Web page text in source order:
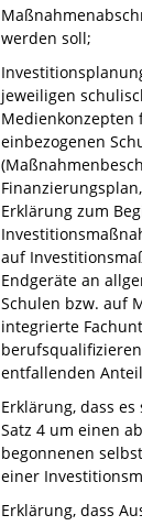
werden soll;
jeweiligen
einbezogenen
Erklärung zum
auf
Endgeräte an
Schulen bzw. auf
integrierte
entfallenden
Erklärung, dass
Satz 4 um einen
begonnenen
einer
Erklärung, dass